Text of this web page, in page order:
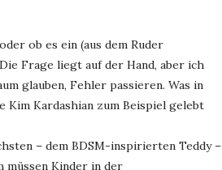
ob es ein (aus dem Ruder
Frage liegt auf der Hand, aber ich
glauben, Fehler passieren. Was in
Kardashian zum Beispiel gelebt
– dem BDSM-inspirierten Teddy –
müssen Kinder in der